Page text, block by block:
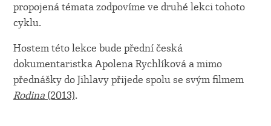
propojená témata zodpovíme ve druhé lekci tohoto
cyklu.
Hostem této lekce bude přední česká
dokumentaristka Apolena Rychlíková a mimo
přednášky do Jihlavy přijede spolu se svým filmem
Rodina(2013).